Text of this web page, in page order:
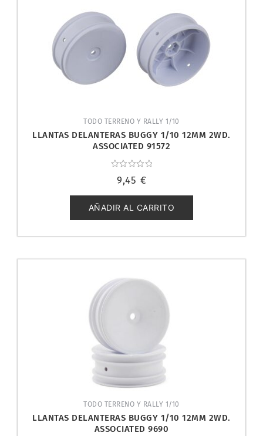
TODO TERRENO Y RALLY 1/10
LLANTAS DELANTERAS BUGGY 1/10 12MM 2WD.
ASSOCIATED 91572
con
de
5
9,45 €
AÑADIR AL CARRITO
TODO TERRENO Y RALLY 1/10
LLANTAS DELANTERAS BUGGY 1/10 12MM 2WD.
ASSOCIATED 9690